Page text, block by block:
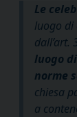
Le
luogo di
dall’art.
luogo
norme
chiesa
a